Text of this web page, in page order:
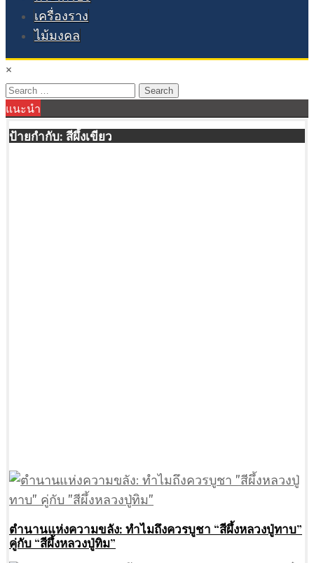
เครื่องราง
ไม้มงคล
×
Search
for:
แนะนำ
ป้ายกำกับ: สีผึ้งเขียว
ตำนานแห่งความขลัง: ทำไมถึงควรบูชา “สีผึ้งหลวงปู่ทาบ”
คู่กับ “สีผึ้งหลวงปู่ทิม”